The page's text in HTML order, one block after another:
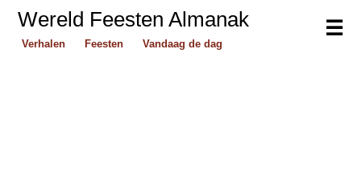
☰
Wereld Feesten Almanak
Verhalen Feesten Vandaag de dag